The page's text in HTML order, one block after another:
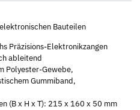
Bauteilen
Präzisions-Elektronikzangen
ableitend
Polyester-Gewebe,
Gummiband,
(B x H x T): 215 x 160 x 50 mm